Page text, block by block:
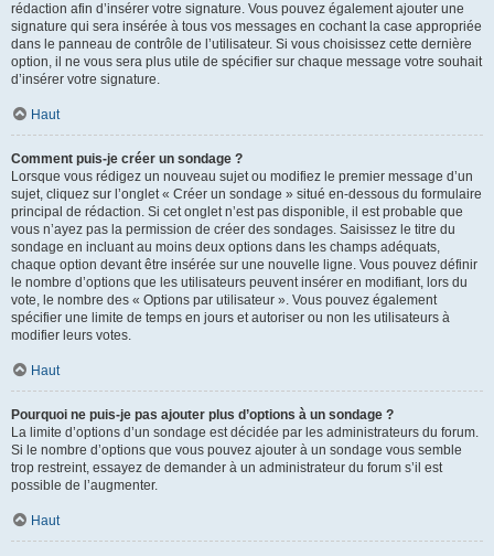
rédaction afin d’insérer votre signature. Vous pouvez également ajouter une
signature qui sera insérée à tous vos messages en cochant la case appropriée
dans le panneau de contrôle de l’utilisateur. Si vous choisissez cette dernière
option, il ne vous sera plus utile de spécifier sur chaque message votre souhait
d’insérer votre signature.
Haut
Comment puis-je créer un sondage ?
Lorsque vous rédigez un nouveau sujet ou modifiez le premier message d’un
sujet, cliquez sur l’onglet « Créer un sondage » situé en-dessous du formulaire
principal de rédaction. Si cet onglet n’est pas disponible, il est probable que
vous n’ayez pas la permission de créer des sondages. Saisissez le titre du
sondage en incluant au moins deux options dans les champs adéquats,
chaque option devant être insérée sur une nouvelle ligne. Vous pouvez définir
le nombre d’options que les utilisateurs peuvent insérer en modifiant, lors du
vote, le nombre des « Options par utilisateur ». Vous pouvez également
spécifier une limite de temps en jours et autoriser ou non les utilisateurs à
modifier leurs votes.
Haut
Pourquoi ne puis-je pas ajouter plus d’options à un sondage ?
La limite d’options d’un sondage est décidée par les administrateurs du forum.
Si le nombre d’options que vous pouvez ajouter à un sondage vous semble
trop restreint, essayez de demander à un administrateur du forum s’il est
possible de l’augmenter.
Haut